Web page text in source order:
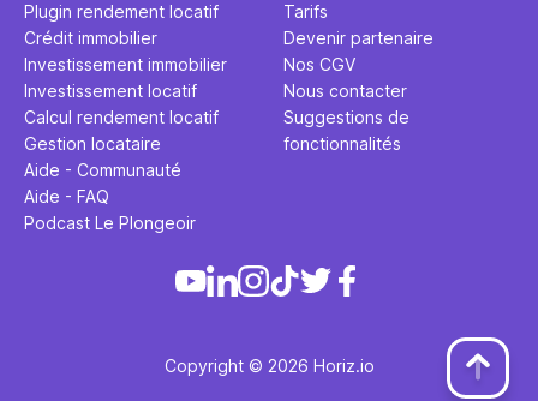
Plugin rendement locatif
Crédit immobilier
Investissement immobilier
Investissement locatif
Calcul rendement locatif
Gestion locataire
Aide - Communauté
Aide - FAQ
Podcast Le Plongeoir
Tarifs
Devenir partenaire
Nos CGV
Nous contacter
Suggestions de
fonctionnalités
Copyright © 2026 Horiz.io